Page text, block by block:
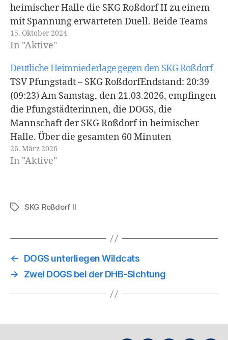
heimischer Halle die SKG Roßdorf II zu einem
mit Spannung erwarteten Duell. Beide Teams
waren vor diesem Aufeinandertreffen noch
punktlos in der laufenden Saison, was die
Motivation…
15. Oktober 2024
In "Aktive"
Deutliche Heimniederlage gegen den SKG Roßdorf
TSV Pfungstadt – SKG RoßdorfEndstand: 20:39
(09:23) Am Samstag, den 21.03.2026, empfingen
die Pfungstädterinnen, die DOGS, die
Mannschaft der SKG Roßdorf in heimischer
Halle. Über die gesamten 60 Minuten
entwickelte sich eine intensive Partie, in der
die Gäste jedoch die konstantere Leistung
26. März 2026
In "Aktive"
Schlagwörter
SKG Roßdorf II
←
DOGS unterliegen Wildcats
→
Zwei DOGS bei der DHB-Sichtung